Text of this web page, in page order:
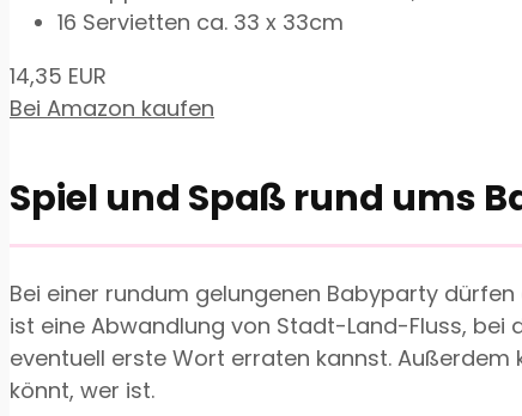
16 Servietten ca. 33 x 33cm
14,35 EUR
Bei Amazon kaufen
Spiel und Spaß rund ums
Bei einer rundum gelungenen Babyparty
ist eine Abwandlung von Stadt-Land-Fluss, bei
eventuell erste Wort erraten kannst.
könnt, wer ist.